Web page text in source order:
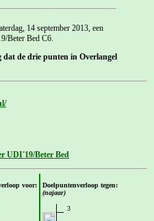
14 september 2013, een
Beter Bed C6.
dat de drie punten in Overlangel
UDI'19/Beter Bed
voor:
Doelpuntenverloop tegen:
(najaar)
3